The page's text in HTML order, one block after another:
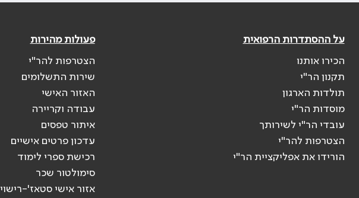
על ההסתדרות הרפואית
הכירו אותנו
תקנון הר"י
תולדות הארגון
מוסדות הר"י
עובדי הר"י לשירותך
הצטרפות להר"י
הורידו את אפליקציית הר"י
פעולות מהירות
הצטרפות להר"י
שירות התשלומים
האזור האישי
עבודה וקריירה
איתור טפסים
עדכון פרטים אישיים
רכישת ספרי לימוד
סימולטור שכר
אזור אישי סטאז'-רישוי